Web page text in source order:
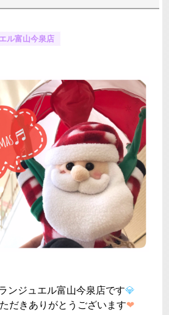
ル富山今泉店
ンジュエル富山今泉店です💎
だきありがとうございます❤